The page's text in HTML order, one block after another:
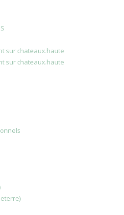
sur chateaux.haute
sur chateaux.haute